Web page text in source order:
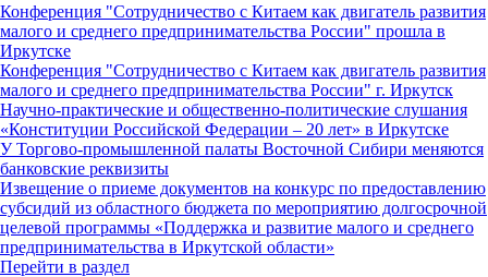
Конференция "Сотрудничество с Китаем как двигатель развития
малого и среднего предпринимательства России" прошла в
Иркутске
Конференция "Сотрудничество с Китаем как двигатель развития
малого и среднего предпринимательства России" г. Иркутск
Научно-практические и общественно-политические слушания
«Конституции Российской Федерации – 20 лет» в Иркутске
У Торгово-промышленной палаты Восточной Сибири меняются
банковские реквизиты
Извещение о приеме документов на конкурс по предоставлению
субсидий из областного бюджета по мероприятию долгосрочной
целевой программы «Поддержка и развитие малого и среднего
предпринимательства в Иркутской области»
Перейти в раздел